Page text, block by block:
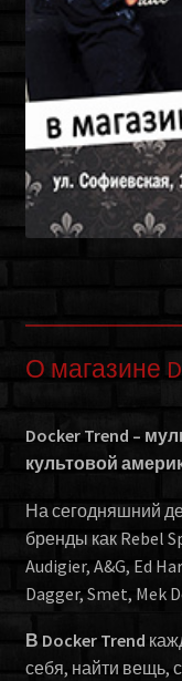
О магазине
Docker Trend –
культовой
На сегодняшний
бренды как Rebel
Audigier, A&G, Ed
Dagger, Smet, Mek
В Docker Trend
себя, найти вещь,